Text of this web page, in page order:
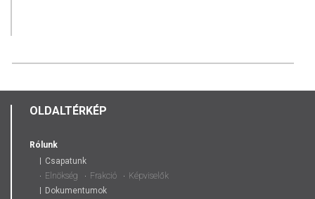
OLDALTÉRKÉP
Rólunk
Csapatunk
Elnökség
Frakció
Képviselők
Dokumentumok